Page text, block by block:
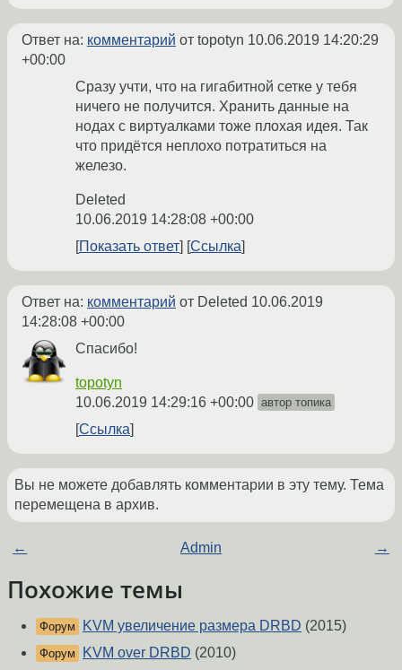
Ответ на: комментарий от topotyn 10.06.2019 14:20:29
+00:00
Сразу учти, что на гигабитной сетке у тебя
ничего не получится. Хранить данные на
нодах с виртуалками тоже плохая идея. Так
что придётся неплохо потратиться на
железо.
Deleted
10.06.2019 14:28:08 +00:00
Показать ответ
Ссылка
Ответ на: комментарий от Deleted 10.06.2019
14:28:08 +00:00
Спасибо!
topotyn
10.06.2019 14:29:16 +00:00 автор топика
Ссылка
Вы не можете добавлять комментарии в эту тему. Тема
перемещена в архив.
← Admin →
Похожие темы
Форум KVM увеличение размера DRBD (2015)
Форум KVM over DRBD (2010)